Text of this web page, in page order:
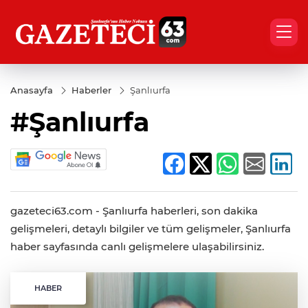
Anasayfa Haberler Şanlıurfa
#Şanlıurfa
gazeteci63.com - Şanlıurfa haberleri, son dakika
gelişmeleri, detaylı bilgiler ve tüm gelişmeler, Şanlıurfa
haber sayfasında canlı gelişmelere ulaşabilirsiniz.
HABER